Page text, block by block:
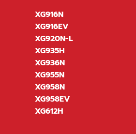
XG916N
XG916EV
XG920N-L
XG935H
XG936N
XG955N
XG958N
XG958EV
XG612H